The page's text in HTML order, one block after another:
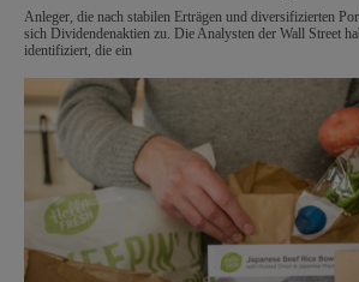
Anleger, die nach stabilen Erträgen und diversifizierten
sich Dividendenaktien zu. Die Analysten der Wall Street
identifiziert, die ein